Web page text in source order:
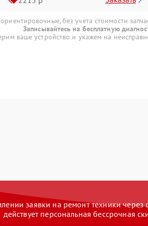
без учета стоимости
Записывайтесь на бесплатную
ваше устройство и укажем на
заявки на ремонт техники через
действует персональная бессрочная